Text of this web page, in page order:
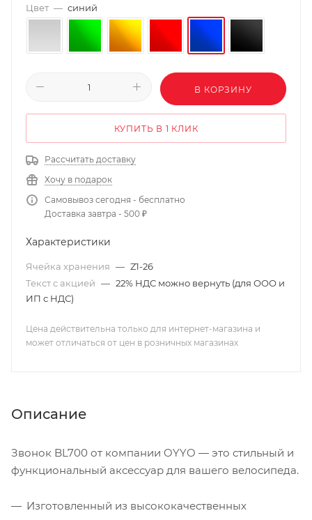
Цвет — синий
В КОРЗИНУ
КУПИТЬ В 1 КЛИК
Рассчитать доставку
Хочу в подарок
Самовывоз сегодня - бесплатно
Доставка завтра - 500 ₽
Характеристики
Ячейка хранения — Z1-26
Текст с акцией — 22% НДС можно вернуть (для ООО и
ИП с НДС)
Цена действительна только для интернет-магазина и
может отличаться от цен в розничных магазинах
Описание
Звонок BL700 от компании OYYO — это стильный и
функциональный аксессуар для вашего велосипеда.
Изготовленный из высококачественных